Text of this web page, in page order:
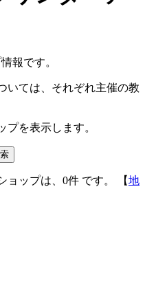
報です。
いては、それぞれ主催の教
プを表示します。
ョップは、0件 です。 【地